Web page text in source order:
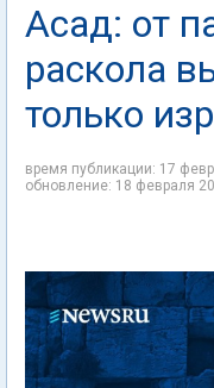
Асад: от
раскола
только
время публикации: 17
обновление: 18 февраля